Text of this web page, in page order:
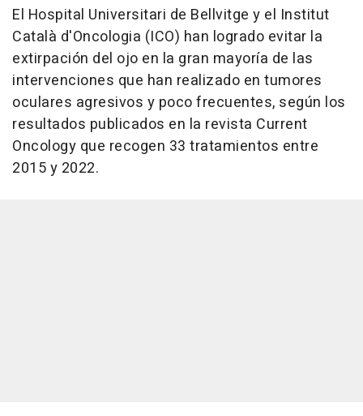
El Hospital Universitari de Bellvitge y el Institut
Català d'Oncologia (ICO) han logrado evitar la
extirpación del ojo en la gran mayoría de las
intervenciones que han realizado en tumores
oculares agresivos y poco frecuentes, según los
resultados publicados en la revista Current
Oncology que recogen 33 tratamientos entre
2015 y 2022.